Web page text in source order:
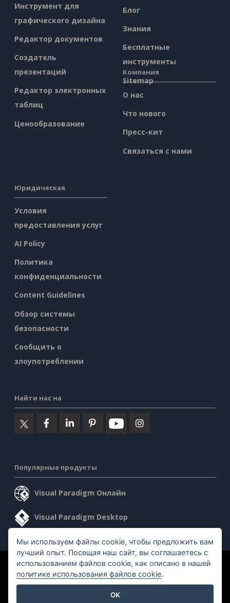
Инструмент для
графического дизайна
Редактор документов
Создатель
презентаций
Редактор электронных
таблиц
Ценообразование
Блог
Знания
Бесплатные
инструменты
Sitemap
Компания
О нас
Что нового
Пресс-кит
Связаться с нами
Юридическая
Условия
предоставления услуг
AI Policy
Политика
конфиденциальности
Content Guidelines
Обзор системы
безопасности
Сообщить о
злоупотреблении
Найти нас на
Популярные продукты
Visual Paradigm Онлайн
Visual Paradigm Desktop
©2026 by Visual Paradigm. Все права защищены.
Мы используем файлы cookie, чтобы предложить вам
лучший опыт. Посещая наш сайт, вы соглашаетесь с
использованием файлов cookie, как описано в нашей
политике использования файлов cookie.
OK